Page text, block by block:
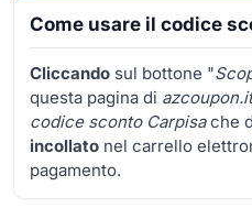
Come usare il codice
Cliccando sul bottone "
questa pagina di azcoupon.it
codice sconto Carpisache
incollato nel carrello
pagamento.